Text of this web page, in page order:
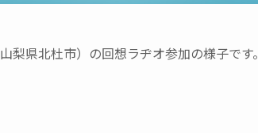
県北杜市）の回想ラヂオ参加の様子です。